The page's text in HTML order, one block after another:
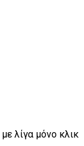
λίγα μόνο κλικ